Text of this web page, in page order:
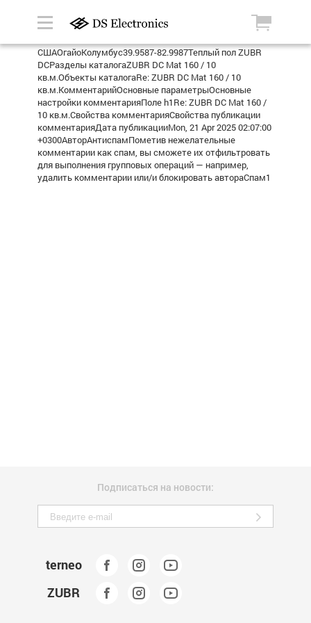
СШАОгайоКолумбус39.9587-82.9987Теплый пол ZUBR
DCРазделы каталогаZUBR DC Mat 160 / 10
кв.м.Объекты каталогаRe: ZUBR DC Mat 160 / 10
кв.м.КомментарийОсновные параметрыОсновные
настройки комментарияПоле h1Re: ZUBR DC Mat 160 /
10 кв.м.Свойства комментарияСвойства публикации
комментарияДата публикацииMon, 21 Apr 2025 02:07:00
+0300АвторАнтиспамПометив нежелательные
комментарии как спам, вы сможете их отфильтровать
для выполнения групповых операций — например,
удалить комментарии или/и блокировать автораСпам1
Подписаться на новости:
terneo
ZUBR